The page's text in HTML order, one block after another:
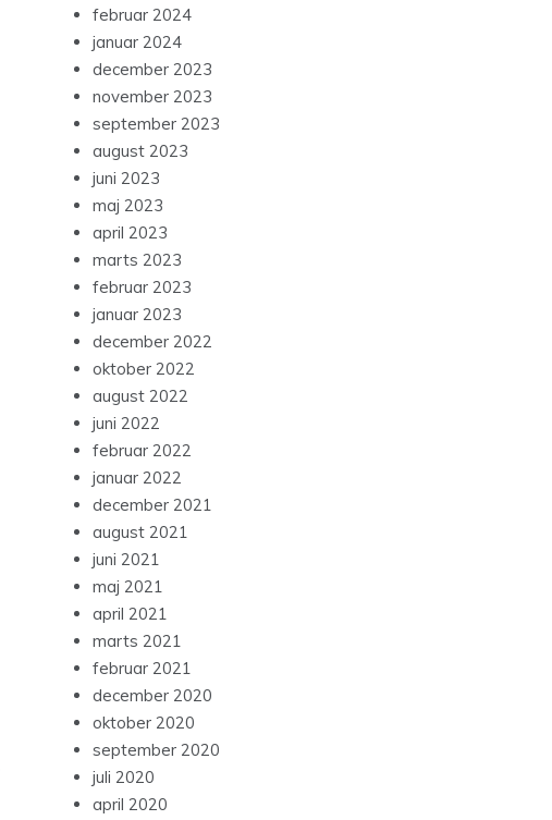
februar 2024
januar 2024
december 2023
november 2023
september 2023
august 2023
juni 2023
maj 2023
april 2023
marts 2023
februar 2023
januar 2023
december 2022
oktober 2022
august 2022
juni 2022
februar 2022
januar 2022
december 2021
august 2021
juni 2021
maj 2021
april 2021
marts 2021
februar 2021
december 2020
oktober 2020
september 2020
juli 2020
april 2020